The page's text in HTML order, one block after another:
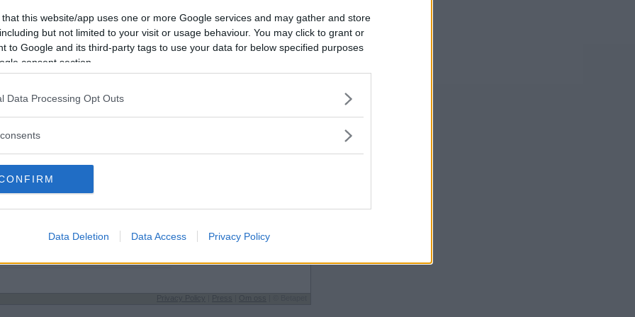
that this website/app uses one or more Google services and may gather and store
but not limited to your visit or usage behaviour. You may click to grant or
to Google and its third-party tags to use your data for below specified purposes
consent section.
Data Processing Opt Outs
Data Deletion Data Access Privacy Policy
Avbrutna
0
Oavgjorda
0
på Jag äter
Det jag hittar i kylen
Snabb
till Alla är lika fina
Vill du bli
medlem?